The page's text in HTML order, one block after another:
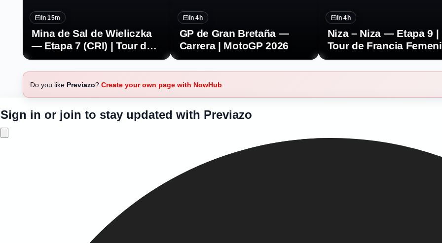
In 15m
Mina de Sal de Wieliczka
— Etapa 7 (CRI) | Tour de
Polonia 2026
In 4h
GP de Gran Bretaña —
Carrera | MotoGP 2026
In 4h
Niza – Niza — Etapa 9 |
Tour de Francia
2026
Do you like Previazo? Create your own page with NowHub
Sign in or join to stay updated with Previazo